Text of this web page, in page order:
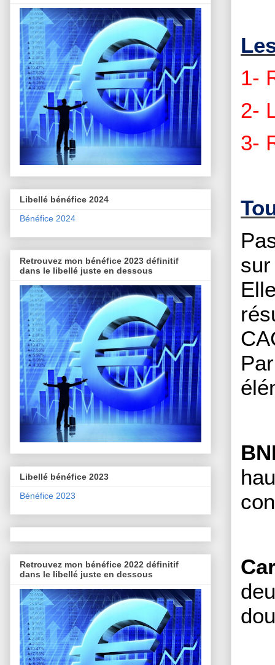
1-
2-
3-
Libellé bénéfice 2024
Bénéfice 2024
Retrouvez mon bénéfice 2023 définitif
dans le libellé juste en dessous
Libellé bénéfice 2023
Bénéfice 2023
Retrouvez mon bénéfice 2022 définitif
dans le libellé juste en dessous